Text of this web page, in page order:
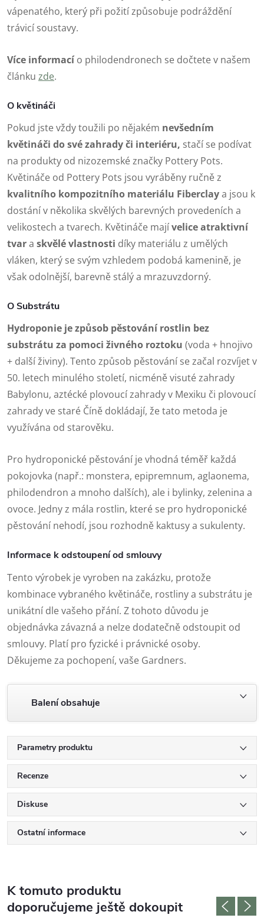
vápenatého, který při požití způsobuje podráždění
trávicí soustavy.
Více informacío philodendronech se dočtete v našem
článku zde.
O květináči
Pokud jste vždy toužili po nějakém nevšedním
květináči do své zahrady či interiéru, stačí se podívat
na produkty od nizozemské značky Pottery Pots.
Květináče od Pottery Pots jsou vyráběny ručně z
kvalitního kompozitního materiálu Fiberclaya jsou k
dostání v několika skvělých barevných provedeních a
velikostech a tvarech. Květináče majívelice atraktivní
tvara skvělé vlastnosti díky materiálu z umělých
vláken, který se svým vzhledem podobá kamenině, je
však odolnější, barevně stálý a mrazuvzdorný.
O Substrátu
Hydroponie je způsob pěstování rostlin bez
substrátu za pomoci živného roztoku (voda + hnojivo
+ další živiny). Tento způsob pěstování se začal rozvíjet v
50. letech minulého století, nicméně visuté zahrady
Babylonu, aztécké plovoucí zahrady v Mexiku či plovoucí
zahrady ve staré Číně dokládají, že tato metoda je
využívána od starověku.
Pro hydroponické pěstování je vhodná téměř každá
pokojovka (např.: monstera, epipremnum, aglaonema,
philodendron a mnoho dalších), ale i bylinky, zelenina a
ovoce. Jedny z mála rostlin, které se pro hydroponické
pěstování nehodí, jsou rozhodně kaktusy a sukulenty.
Informace k odstoupení od smlouvy
Tento výrobek je vyroben na zakázku, protože
kombinace vybraného květináče, rostliny a substrátu je
unikátní dle vašeho přání. Z tohoto důvodu je
objednávka závazná a nelze dodatečně odstoupit od
smlouvy. Platí pro fyzické i právnické osoby.
Děkujeme za pochopení, vaše Gardners.
Balení obsahuje
Parametry produktu
Recenze
Diskuse
Ostatní informace
K tomuto produktu
doporučujeme ještě dokoupit